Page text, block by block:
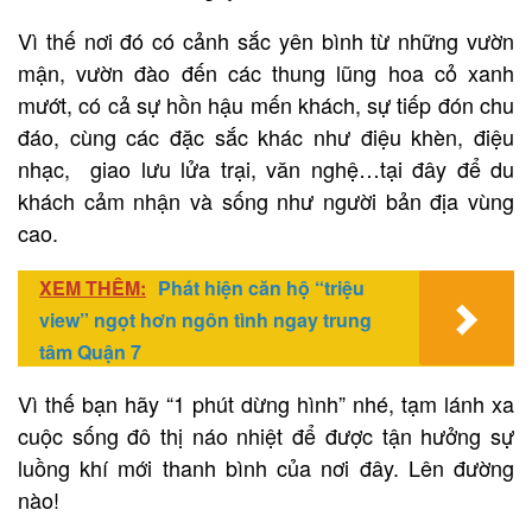
Vì thế nơi đó có cảnh sắc yên bình từ những vườn
mận, vườn đào đến các thung lũng hoa cỏ xanh
mướt, có cả sự hồn hậu mến khách, sự tiếp đón chu
đáo, cùng các đặc sắc khác như điệu khèn, điệu
nhạc, giao lưu lửa trại, văn nghệ…tại đây để du
khách cảm nhận và sống như người bản địa vùng
cao.
XEM THÊM: Phát hiện căn hộ “triệu
view” ngọt hơn ngôn tình ngay trung
tâm Quận 7
Vì thế bạn hãy “1 phút dừng hình” nhé, tạm lánh xa
cuộc sống đô thị náo nhiệt để được tận hưởng sự
luồng khí mới thanh bình của nơi đây. Lên đường
nào!